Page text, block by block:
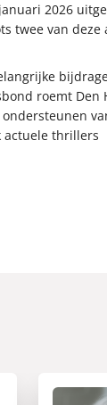
2026
twee van deze
roemt Den
actuele thrillers